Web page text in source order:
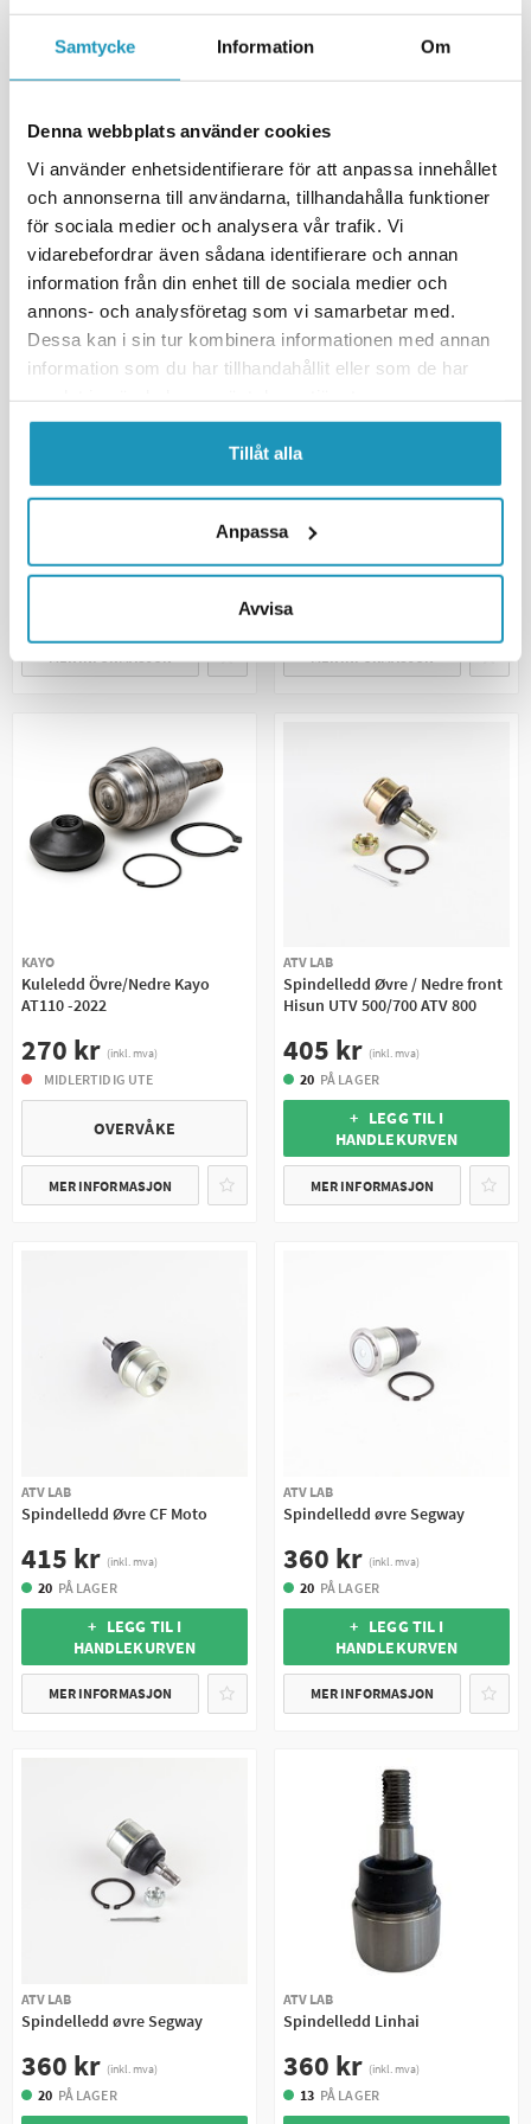
Samtycke Information Om
Denna webbplats använder cookies
Vi använder enhetsidentifierare för att anpassa innehållet
och annonserna till användarna, tillhandahålla funktioner
för sociala medier och analysera vår trafik. Vi
vidarebefordrar även sådana identifierare och annan
information från din enhet till de sociala medier och
annons- och analysföretag som vi samarbetar med.
Dessa kan i sin tur kombinera informationen med annan
information som du har tillhandahållit eller som de har
Tillåt alla
Anpassa
Avvisa
+ LEGG TIL I
HANDLEKURVEN
MER INFORMASJON
+ LEGG TIL I
HANDLEKURVEN
MER INFORMASJON
Spindelledd undre CF Moto U
Spindelledd øvre/undre Honda
360 kr
KAYO
Kuleledd Övre/Nedre Kayo
AT110 -2022
270 kr (inkl. mva)
MIDLERTIDIG UTE
OVERVÅKE
MER INFORMASJON
ATV LAB
Spindelledd Øvre / Nedre front
Hisun UTV 500/700 ATV 800
405 kr (inkl. mva)
20 PÅ LAGER
+ LEGG TIL I
HANDLEKURVEN
MER INFORMASJON
ATV LAB
Spindelledd Øvre CF Moto
415 kr (inkl. mva)
20 PÅ LAGER
+ LEGG TIL I
HANDLEKURVEN
MER INFORMASJON
ATV LAB
Spindelledd øvre Segway
360 kr (inkl. mva)
20 PÅ LAGER
+ LEGG TIL I
HANDLEKURVEN
MER INFORMASJON
ATV LAB
Spindelledd øvre Segway
360 kr (inkl. mva)
20 PÅ LAGER
ATV LAB
Spindelledd Linhai
360 kr (inkl. mva)
13 PÅ LAGER